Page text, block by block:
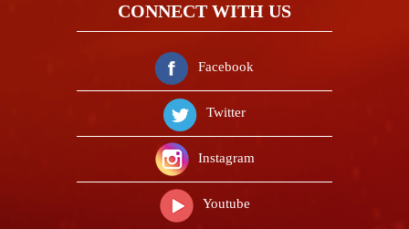
CONNECT WITH US
Facebook
Twitter
Instagram
Youtube